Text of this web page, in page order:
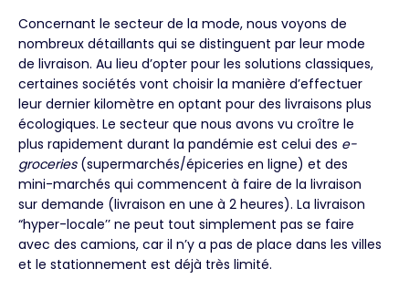
Concernant le secteur de la mode, nous voyons de
nombreux détaillants qui se distinguent par leur mode
de livraison. Au lieu d’opter pour les solutions classiques,
certaines sociétés vont choisir la manière d’effectuer
leur dernier kilomètre en optant pour des livraisons plus
écologiques. Le secteur que nous avons vu croître le
plus rapidement durant la pandémie est celui des e-
groceries(supermarchés/épiceries en ligne) et des
mini-marchés qui commencent à faire de la livraison
sur demande (livraison en une à 2 heures). La livraison
“hyper-locale’’ ne peut tout simplement pas se faire
avec des camions, car il n’y a pas de place dans les villes
et le stationnement est déjà très limité.